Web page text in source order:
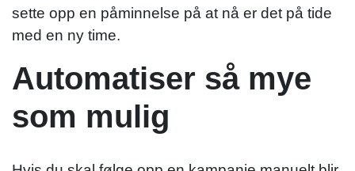
sette opp en påminnelse på at nå er det på tide
med en ny time.
Automatiser så mye
som mulig